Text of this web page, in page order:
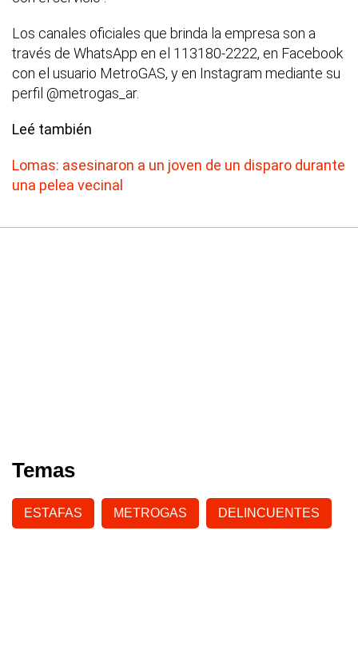
Los canales oficiales que brinda la empresa son a
través de WhatsApp en el 113180-2222, en Facebook
con el usuario MetroGAS, y en Instagram mediante su
perfil @metrogas_ar.
Leé también
Lomas: asesinaron a un joven de un disparo durante
una pelea vecinal
Temas
ESTAFAS METROGAS DELINCUENTES